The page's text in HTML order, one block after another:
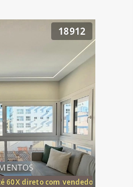
18912
60X direto com vendedor